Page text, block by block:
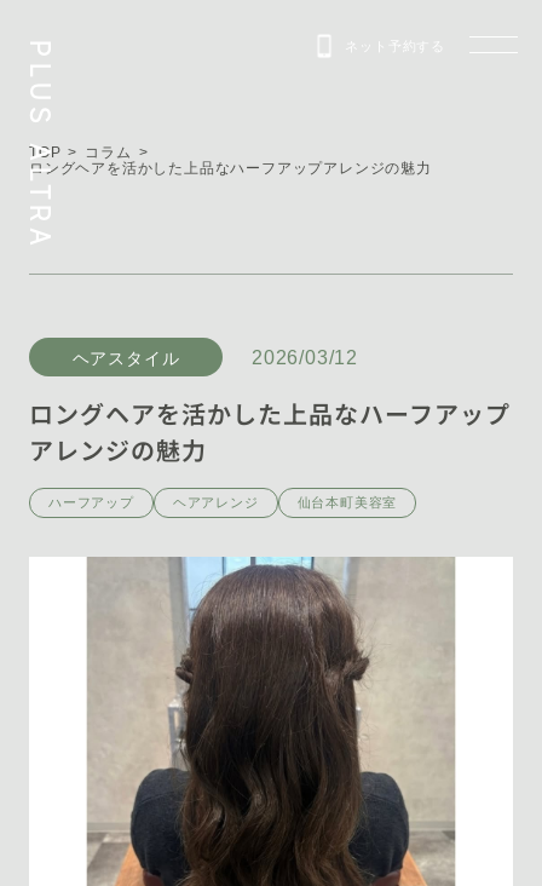
PLUS ALTRA ネット予約する
TOP
コラム
ロングヘアを活かした上品なハーフアップアレンジの魅力
ヘアスタイル 2026/03/12
ロングヘアを活かした上品なハーフアップ
アレンジの魅力
ハーフアップ ヘアアレンジ 仙台本町美容室